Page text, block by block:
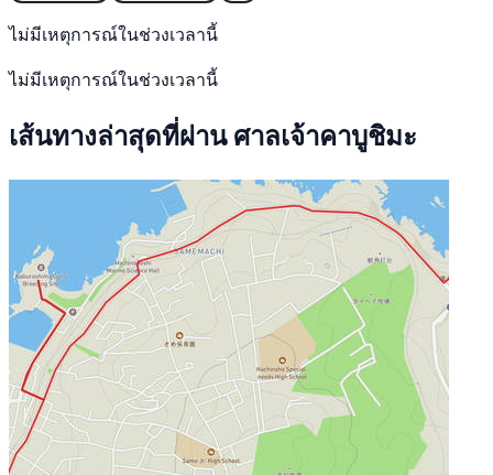
ไม่มีเหตุการณ์ในช่วงเวลานี้
ไม่มีเหตุการณ์ในช่วงเวลานี้
เส้นทางล่าสุดที่ผ่าน ศาลเจ้าคาบูชิมะ